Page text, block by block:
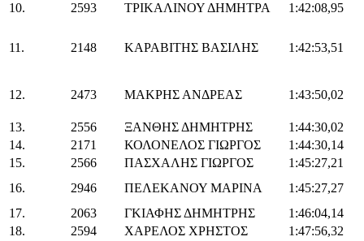
10.
2593 ΤΡΙΚΑΛΙΝΟΥ ΔΗΜΗΤΡΑ 1:42:08,95
11. 2148 ΚΑΡΑΒΙΤΗΣ ΒΑΣΙΛΗΣ 1:42:53,51
12. 2473 ΜΑΚΡΗΣ ΑΝΔΡΕΑΣ 1:43:50,02
13. 2556 ΞΑΝΘΗΣ ΔΗΜΗΤΡΗΣ
1:44:30,02
14.
2171 ΚΟΛΟΝΕΛΟΣ ΓΙΩΡΓΟΣ
1:44:30,14
15.
2566 ΠΑΣΧΑΛΗΣ ΓΙΩΡΓΟΣ
1:45:27,21
16.
2946 ΠΕΛΕΚΑΝΟΥ ΜΑΡΙΝΑ
1:45:27,27
17.
2063 ΓΚΙΑΦΗΣ ΔΗΜΗΤΡΗΣ
1:46:04,14
18.
2594 ΧΑΡΕΛΟΣ ΧΡΗΣΤΟΣ
1:47:56,32